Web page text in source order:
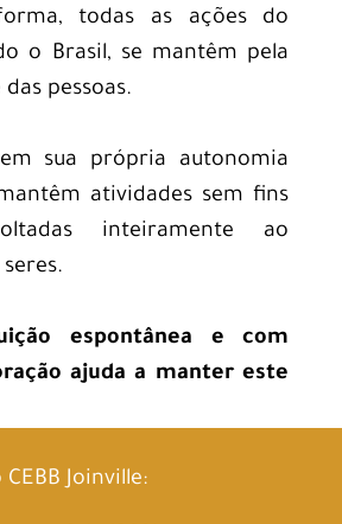
todas as ações do
o Brasil, se mantêm pela
pessoas.
sua própria autonomia
atividades sem fins
inteiramente ao
espontânea e com
ajuda a manter este
Joinville: